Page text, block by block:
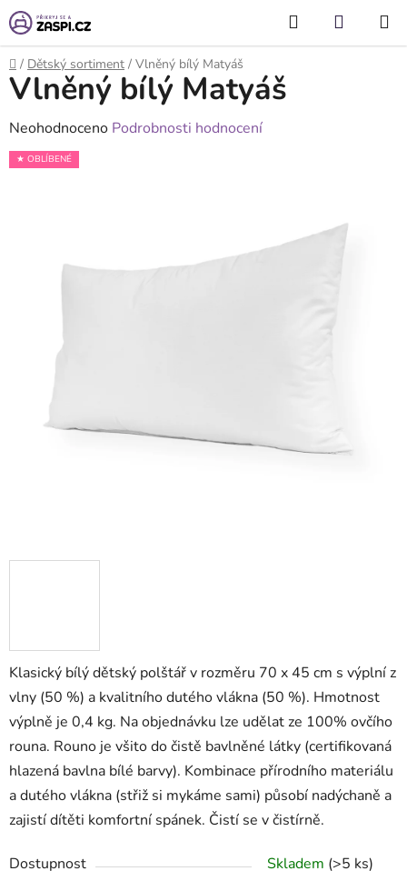
Přejít na obsah Hledat
KOŠÍK
Domů
/ Dětský sortiment / Vlněný bílý Matyáš
Klasický bílý dětský polštář v rozměru 70 x 45 cm s výplní z
vlny (50 %) a kvalitního dutého vlákna (50 %). Hmotnost
výplně je 0,4 kg. Na objednávku lze udělat ze 100% ovčího
rouna. Rouno je všito do čistě bavlněné látky (certifikovaná
hlazená bavlna bílé barvy). Kombinace přírodního materiálu
a dutého vlákna (střiž si mykáme sami) působí nadýchaně a
zajistí dítěti komfortní spánek. Čistí se v čistírně.
Dostupnost Skladem (>5 ks)
Vlněný bílý Matyáš
Průměrné
hodnocení
Neohodnoceno Podrobnosti hodnocení
★ OBLÍBENÉ